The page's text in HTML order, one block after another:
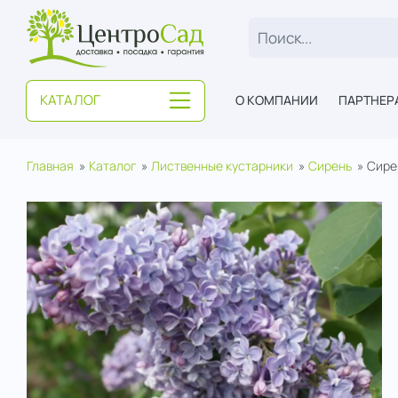
ЦентроСад
КАТАЛОГ О КОМПАНИИ
Главная Каталог Лиственные кустарники Сирень